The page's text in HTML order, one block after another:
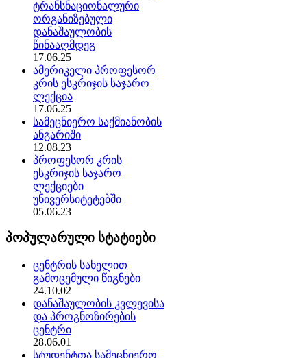
ტრანსნაციონალური
ორგანიზებული
დანაშაულობის
წინააღმდეგ
17.06.25
ამერიკელი პროფესორ
კრის ესკრიჯის საჯარო
ლექცია
17.06.25
სამეცნიერო საქმიანობის
ანგარიში
12.08.23
პროფესორ კრის
ესკრიჯის საჯარო
ლექციები
უნივერსიტეტებში
05.06.23
პოპულარული სტატიები
ცენტრის სახელით
გამოცემული წიგნები
24.10.02
დანაშაულობის კვლევისა
და პროგნოზირების
ცენტრი
28.06.01
სტუდენტთა სამეცნიერო